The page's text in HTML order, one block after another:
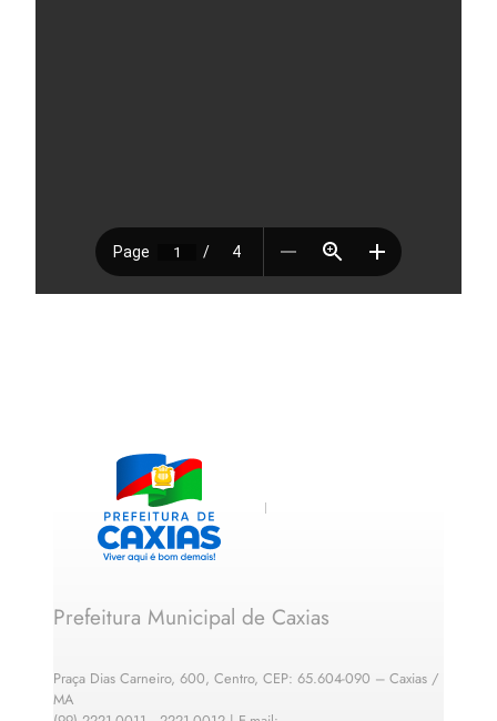
Prefeitura Municipal de Caxias
Praça Dias Carneiro, 600, Centro, CEP: 65.604-090 – Caxias /
MA